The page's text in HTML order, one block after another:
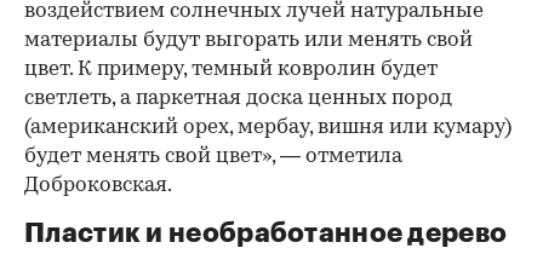
воздействием солнечных лучей натуральные
материалы будут выгорать или менять свой
цвет. К примеру, темный ковролин будет
светлеть, а паркетная доска ценных пород
(американский орех, мербау, вишня или кумару)
будет менять свой цвет», — отметила
Доброковская.
Пластик и необработанное дерево